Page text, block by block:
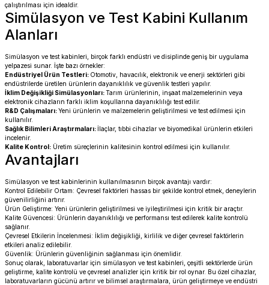
çalıştırılması için idealdir.
Simülasyon ve Test Kabini Kullanım
Alanları
Simülasyon ve test kabinleri, birçok farklı endüstri ve disiplinde geniş bir uygulama
yelpazesi sunar. İşte bazı örnekler:
Endüstriyel Ürün Testleri: Otomotiv, havacılık, elektronik ve enerji sektörleri gibi
endüstrilerde üretilen ürünlerin dayanıklılık ve güvenlik testleri yapılır.
İklim Değişikliği Simülasyonları:Tarım ürünlerinin, inşaat malzemelerinin veya
elektronik cihazların farklı iklim koşullarına dayanıklılığı test edilir.
R&D Çalışmaları:Yeni ürünlerin ve malzemelerin geliştirilmesi ve test edilmesi için
kullanılır.
Sağlık Bilimleri Araştırmaları: İlaçlar, tıbbi cihazlar ve biyomedikal ürünlerin etkileri
incelenir.
Kalite Kontrol: Üretim süreçlerinin kalitesinin kontrol edilmesi için kullanılır.
Avantajları
Simülasyon ve test kabinlerinin kullanılmasının birçok avantajı vardır:
Kontrol Edilebilir Ortam: Çevresel faktörleri hassas bir şekilde kontrol etmek, deneylerin
güvenilirliğini artırır.
Ürün Geliştirme: Yeni ürünlerin geliştirilmesi ve iyileştirilmesi için kritik bir araçtır.
Kalite Güvencesi: Ürünlerin dayanıklılığı ve performansı test edilerek kalite kontrolü
sağlanır.
Çevresel Etkilerin İncelenmesi: İklim değişikliği, kirlilik ve diğer çevresel faktörlerin
etkileri analiz edilebilir.
Güvenlik: Ürünlerin güvenliğinin sağlanması için önemlidir.
Sonuç olarak, laboratuvarlar için simülasyon ve test kabinleri, çeşitli sektörlerde ürün
geliştirme, kalite kontrolü ve çevresel analizler için kritik bir rol oynar. Bu özel cihazlar,
laboratuvarların gücünü artırır ve bilimsel araştırmalara, ürün geliştirmeye ve endüstri